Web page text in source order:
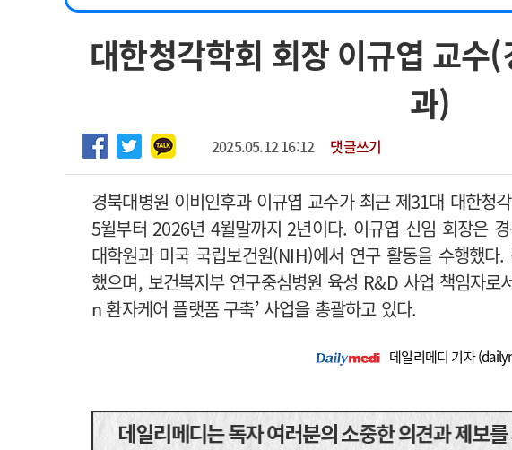
고객센터 회사소개 법적고지 광고
하반기 전공의(레지던트1년차) 모집
2026년 하반기 인턴 모집
대한청각학회 회장 이규엽 교수
과)
2025.05.12 16:12 댓글쓰기
경북대병원 이비인후과 이규엽 교수가 최근 제31대 대한청
5월부터 2026년 4월말까지 2년이다. 이규엽 신임 회장은
대학원과 미국 국립보건원(NIH)에서 연구 활동을 수행했다
했으며, 보건복지부 연구중심병원 육성 R&D 사업 책임자
n 환자케어 플랫폼 구축’ 사업을 총괄하고 있다.
데일리메디 기자 (